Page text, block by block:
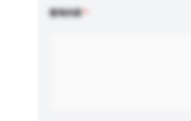
查询内容